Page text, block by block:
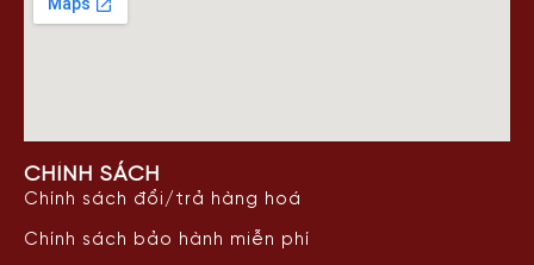
CHÍNH SÁCH
Chính sách đổi/trả hàng hoá
Chính sách bảo hành miễn phí